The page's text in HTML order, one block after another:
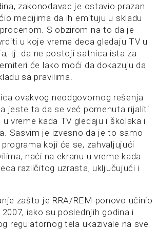
zakonodavac je ostavio prazan
medijima da ih emituju u skladu
S obzirom na to da je
u koje vreme deca gledaju TV u
tj. da ne postoji satnica ista za
će lako moći da dokazuju da
sa pravilima.
ovakvog neodgovornog rešenja
jeste ta da se već pomenuta rijaliti
vreme kada TV gledaju i školska i
Sasvim je izvesno da je to samo
koji će se, zahvaljujući
naći na ekranu u vreme kada
različitog uzrasta, uključujući i
zašto je RRA/REM ponovo učinio
iako su poslednjih godina i
regulatornog tela ukazivale na sve